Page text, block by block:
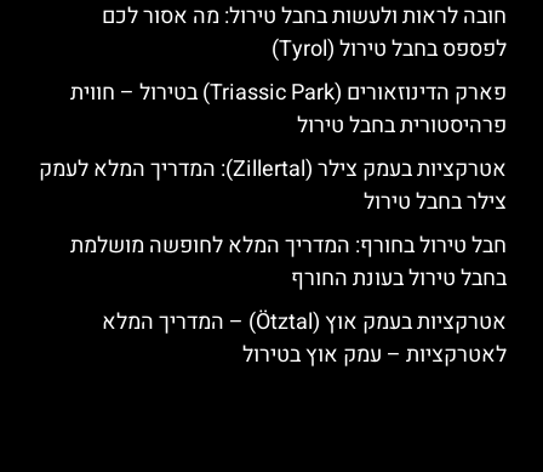
חובה לראות ולעשות בחבל טירול: מה אסור לכם
לפספס בחבל טירול (Tyrol)
פארק הדינוזאורים (Triassic Park) בטירול – חווית
פרהיסטורית בחבל טירול
אטרקציות בעמק צילר (Zillertal): המדריך המלא לעמק
צילר בחבל טירול
חבל טירול בחורף: המדריך המלא לחופשה מושלמת
בחבל טירול בעונת החורף
אטרקציות בעמק אוץ (Ötztal) – המדריך המלא
לאטרקציות – עמק אוץ בטירול